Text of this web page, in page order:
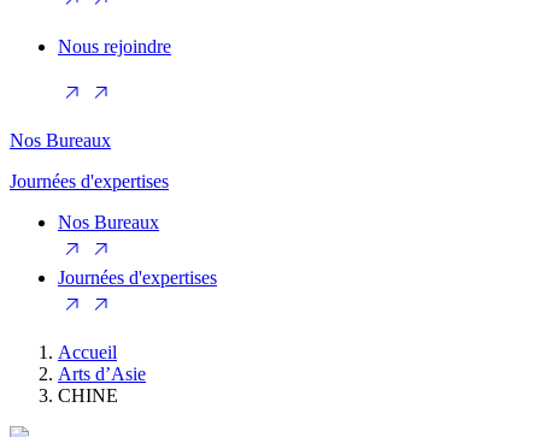
Nous rejoindre
Nos Bureaux
Journées d'expertises
Nos Bureaux
Journées d'expertises
Accueil
Arts d’Asie
CHINE